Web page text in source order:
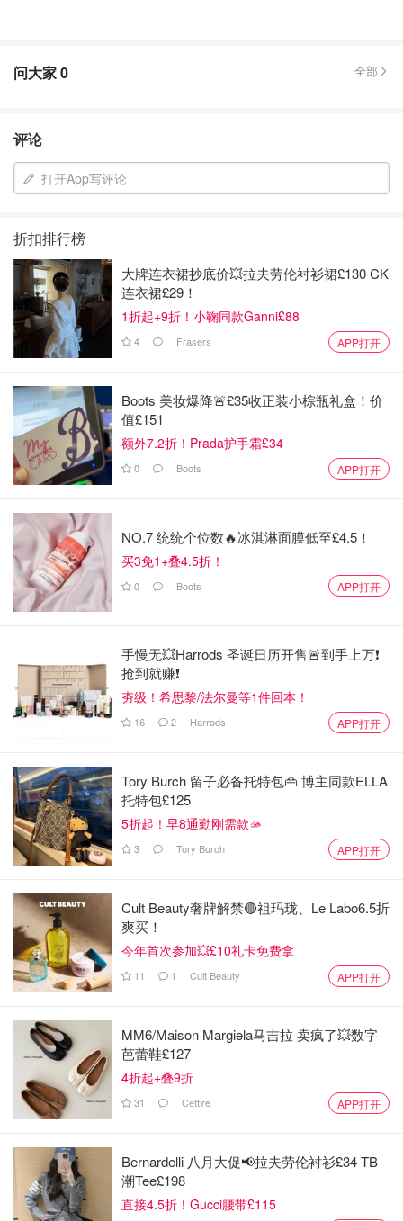
问大家0 全部
评论
打开App写评论
折扣排行榜
大牌连衣裙抄底价💥拉夫劳伦衬衫裙£130 CK
连衣裙£29！
1折起+9折！小鞠同款Ganni£88
4 Frasers APP打开
Boots 美妆爆降🚨£35收正装小棕瓶礼盒！价
值£151
额外7.2折！Prada护手霜£34
0 Boots APP打开
NO.7 统统个位数🔥冰淇淋面膜低至£4.5！
买3免1+叠4.5折！
0 Boots APP打开
手慢无💥Harrods 圣诞日历开售🚨到手上万❗️
抢到就赚❗️
夯级！希思黎/法尔曼等1件回本！
16 2 Harrods APP打开
Tory Burch 留子必备托特包👜 博主同款ELLA
托特包£125
5折起！早8通勤刚需款🫴
3 Tory Burch APP打开
Cult Beauty奢牌解禁🔴祖玛珑、Le Labo6.5折
爽买！
今年首次参加💥£10礼卡免费拿
11 1 Cult Beauty APP打开
MM6/Maison Margiela马吉拉 卖疯了💥数字
芭蕾鞋£127
4折起+叠9折
31 Cettire APP打开
Bernardelli 八月大促📢拉夫劳伦衬衫£34 TB
潮Tee£198
直接4.5折！Gucci腰带£115